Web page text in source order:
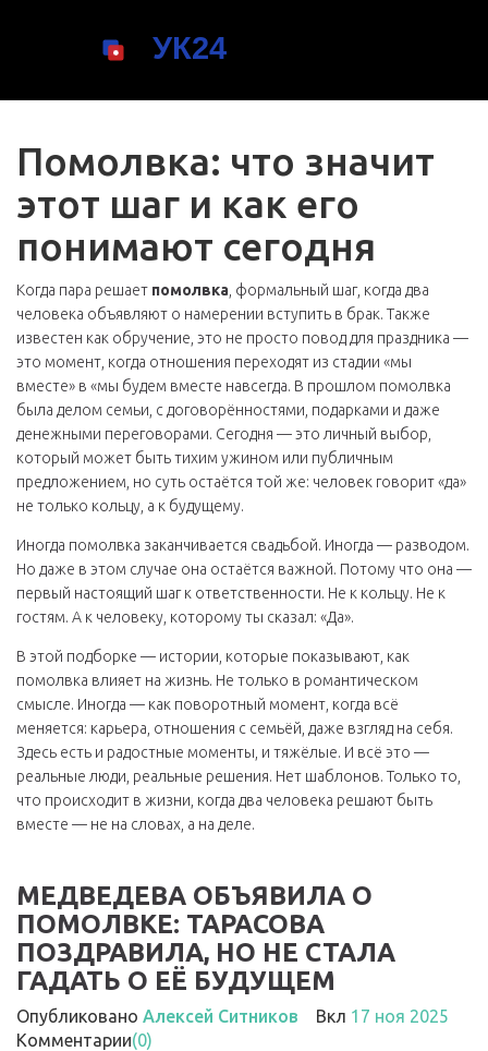
Помолвка: что значит
этот шаг и как его
понимают сегодня
Когда пара решает помолвка формальный шаг, когда два
человека объявляют о намерении вступить в брак. Также
известен как обручение , это не просто повод для праздника —
это момент, когда отношения переходят из стадии «мы
вместе» в «мы будем вместе навсегда. В прошлом помолвка
была делом семьи, с договорённостями, подарками и даже
денежными переговорами. Сегодня — это личный выбор,
который может быть тихим ужином или публичным
предложением, но суть остаётся той же: человек говорит «да»
не только кольцу, а к будущему.
Иногда помолвка заканчивается свадьбой. Иногда — разводом.
Но даже в этом случае она остаётся важной. Потому что она —
первый настоящий шаг к ответственности. Не к кольцу. Не к
гостям. А к человеку, которому ты сказал: «Да».
В этой подборке — истории, которые показывают, как
помолвка влияет на жизнь. Не только в романтическом
смысле. Иногда — как поворотный момент, когда всё
меняется: карьера, отношения с семьёй, даже взгляд на себя.
Здесь есть и радостные моменты, и тяжёлые. И всё это —
реальные люди, реальные решения. Нет шаблонов. Только то,
что происходит в жизни, когда два человека решают быть
вместе — не на словах, а на деле.
МЕДВЕДЕВА ОБЪЯВИЛА О
ПОМОЛВКЕ: ТАРАСОВА
ПОЗДРАВИЛА, НО НЕ СТАЛА
ГАДАТЬ О ЕЁ БУДУЩЕМ
Опубликовано Алексей Ситников Вкл 17 ноя 2025
Комментарии(0)